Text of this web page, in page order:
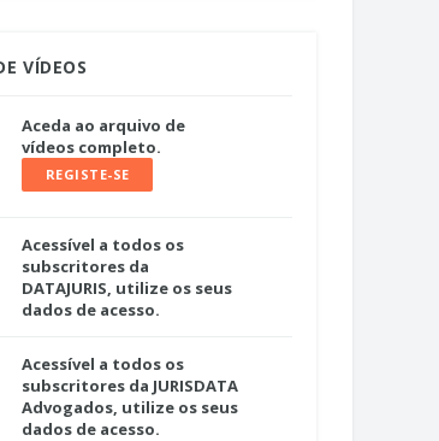
VÍDEOS
Aceda ao arquivo de
vídeos completo.
REGISTE-SE
Acessível a todos os
subscritores da
DATAJURIS, utilize os seus
dados de acesso.
Acessível a todos os
subscritores da JURISDATA
Advogados, utilize os seus
dados de acesso.